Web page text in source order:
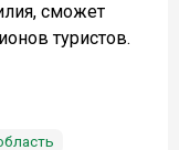
сможет
туристов.